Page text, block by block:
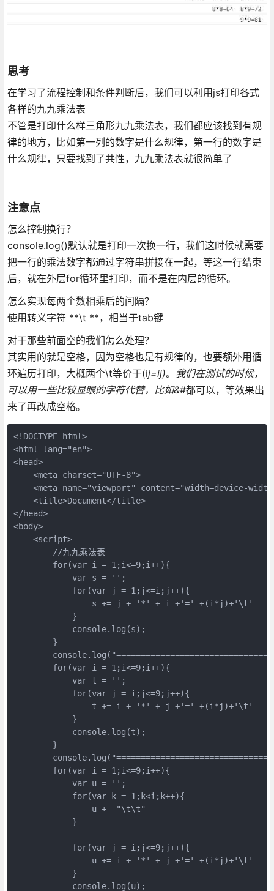
思考
在学习了流程控制和条件判断后，我们可以利用js打印各式
各样的九九乘法表
不管是打印什么样三角形九九乘法表，我们都应该找到有规
律的地方，比如第一列的数字是什么规律，第一行的数字是
什么规律，只要找到了共性，九九乘法表就很简单了
注意点
怎么控制换行？
console.log()默认就是打印一次换一行，我们这时候就需要
把一行的乘法数字都通过字符串拼接在一起，等这一行结束
后，就在外层for循环里打印，而不是在内层的循环。
怎么实现每两个数相乘后的间隔？
使用转义字符 **\t **，相当于tab键
对于那些前面空的我们怎么处理？
其实用的就是空格，因为空格也是有规律的，也要额外用循
环遍历打印，大概两个\t等价于(ij=ij)。我们在测试的时候，
可以用一些比较显眼的字符代替，比如&#都可以，等效果出
来了再改成空格。
<!DOCTYPE html>
<html lang="en">
<head>
    <meta charset="UTF-8">
<meta name="viewport" content="width=device-
    <title>Document</title>
</head>
<body>
    <script>
        //九九乘法表
        for(var i = 1;i<=9;i++){
            var s = '';
            for(var j = 1;j<=i;j++){
                s += j + '*' + i +'=' +(i*j)+'\t'
            }
            console.log(s);
        }
        for(var i = 1;i<=9;i++){
            var t = '';
            for(var j = i;j<=9;j++){
                t += i + '*' + j +'=' +(i*j)+'\t'
            }
            console.log(t);
        }
        for(var i = 1;i<=9;i++){
            var u = '';
            for(var k = 1;k<i;k++){
                u += "\t\t"
            }
            for(var j = i;j<=9;j++){
                u += i + '*' + j +'=' +(i*j)+'\t'
            }
            console.log(u);